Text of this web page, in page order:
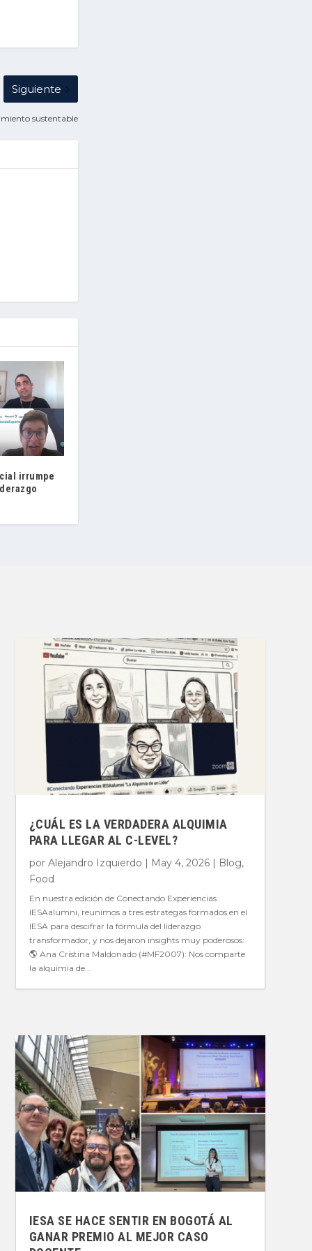
Siguiente
sustentable
irrumpe
¿CUÁL ES LA VERDADERA ALQUIMIA
PARA LLEGAR AL C-LEVEL?
por Alejandro Izquierdo | May 4, 2026| Blog,
Food
En nuestra edición de Conectando Experiencias
IESAalumni, reunimos a tres estrategas formados en el
IESA para descifrar la fórmula del liderazgo
transformador, y nos dejaron insights muy poderosos:
🌎 Ana Cristina Maldonado (#MF2007): Nos comparte
la alquimia de...
IESA SE HACE SENTIR EN BOGOTÁ AL
GANAR PREMIO AL MEJOR CASO